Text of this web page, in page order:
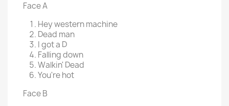
Face A
Hey western machine
Dead man
I got a D
Falling down
Walkin' Dead
You're hot
Face B